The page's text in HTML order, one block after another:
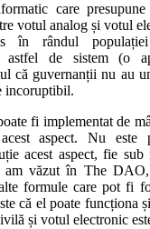
care
votul analog și votul
în rândul
astfel de sistem (o
că guvernanții nu au
incoruptibil.
fi implementat de
aspect. Nu este
acest aspect, fie sub
am văzut în The
formule care pot fi
că el poate funcționa
și votul electronic